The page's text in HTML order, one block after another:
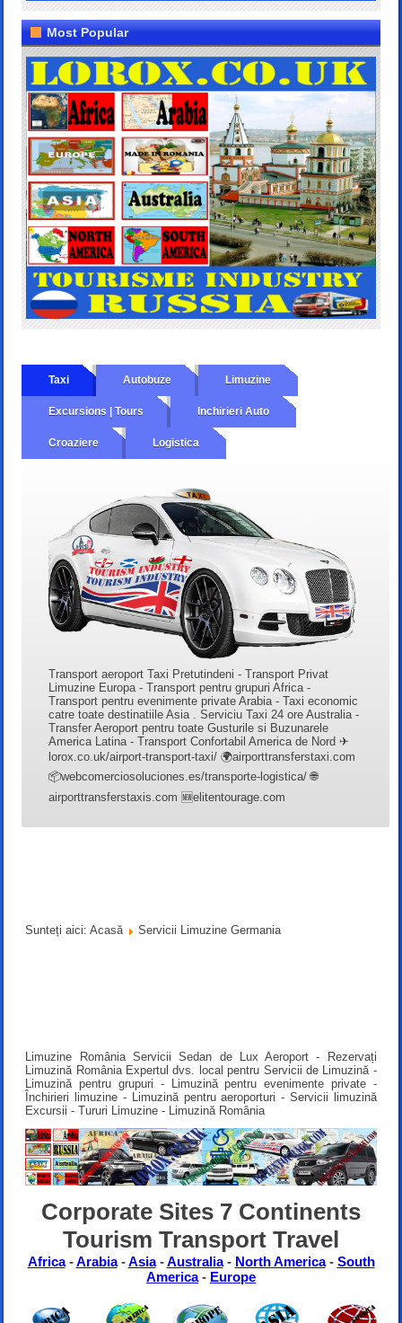
Most Popular
Taxi Autobuze Limuzine
Excursions | Tours Inchirieri Auto
Croaziere Logistica
Transport aeroport Taxi Pretutindeni - Transport Privat
Limuzine Europa - Transport pentru grupuri Africa -
Transport pentru evenimente private Arabia - Taxi economic
catre toate destinatiile Asia . Serviciu Taxi 24 ore Australia -
Transfer Aeroport pentru toate Gusturile si Buzunarele
America Latina - Transport Confortabil America de Nord ✈
lorox.co.uk/airport-transport-taxi/ 🌍airporttransferstaxi.com
📦webcomerciosoluciones.es/transporte-logistica/ 🌐
airporttransferstaxis.com 🆕elitentourage.com
Sunteți aici:Acasă Servicii Limuzine Germania
Limuzine România Servicii Sedan de Lux Aeroport - Rezervați
Limuzină România Expertul dvs. local pentru Servicii de Limuzină -
Limuzină pentru grupuri - Limuzină pentru evenimente private -
Închirieri limuzine - Limuzină pentru aeroporturi - Servicii limuzină
Excursii - Tururi Limuzine - Limuzină România
Corporate Sites 7 Continents
Tourism Transport Travel
Africa-Arabia-Asia-Australia- North America- South
America- Europe